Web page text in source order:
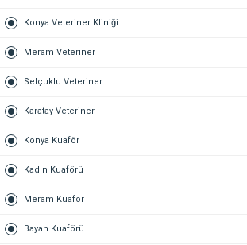
Konya Veteriner Kliniği
Meram Veteriner
Selçuklu Veteriner
Karatay Veteriner
Konya Kuaför
Kadın Kuaförü
Meram Kuaför
Bayan Kuaförü